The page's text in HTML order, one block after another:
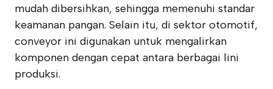
mudah dibersihkan, sehingga memenuhi standar
keamanan pangan. Selain itu, di sektor otomotif,
conveyor ini digunakan untuk mengalirkan
komponen dengan cepat antara berbagai lini
produksi.